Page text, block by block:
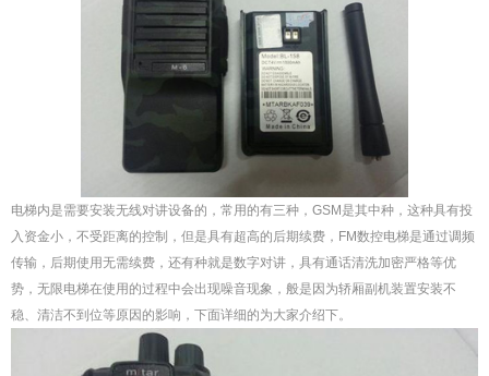
电梯内是需要安装无线对讲设备的，常用的有三种，GSM是其中种，这种具有投
入资金小，不受距离的控制，但是具有超高的后期续费，FM数控电梯是通过调频
传输，后期使用无需续费，还有种就是数字对讲，具有通话清洗加密严格等优
势，无限电梯在使用的过程中会出现噪音现象，般是因为轿厢副机装置安装不
稳、清洁不到位等原因的影响，下面详细的为大家介绍下。